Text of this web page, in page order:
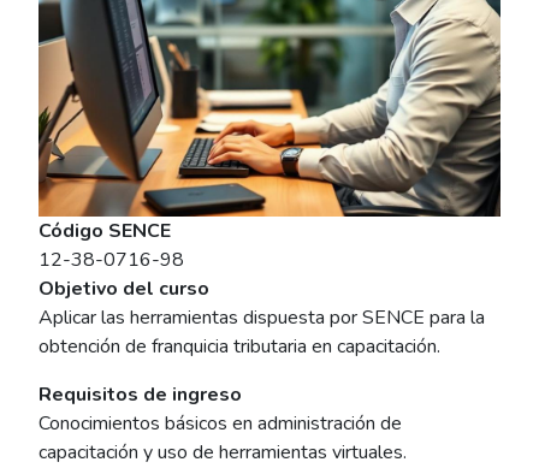
Código SENCE
12-38-0716-98
Objetivo del curso
Aplicar las herramientas dispuesta por SENCE para la
obtención de franquicia tributaria en capacitación.
Requisitos de ingreso
Conocimientos básicos en administración de
capacitación y uso de herramientas virtuales.